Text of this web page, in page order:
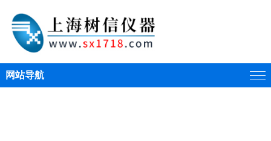
网站导航